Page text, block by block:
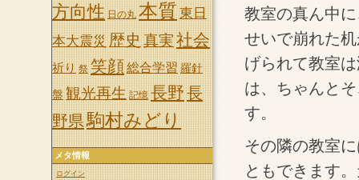
教室の真ん中
せいで崩れた
げられて教室
は、ちゃんと
す。
その隣の教室
ともできます
方向性 日の丸 本質東日
本大震災 歴史 真実社会
祈り 祭 笑顔総合学習 羅針
盤 観光再生 記憶 長野長
野県駒村みどり
メタ情報
ログイン